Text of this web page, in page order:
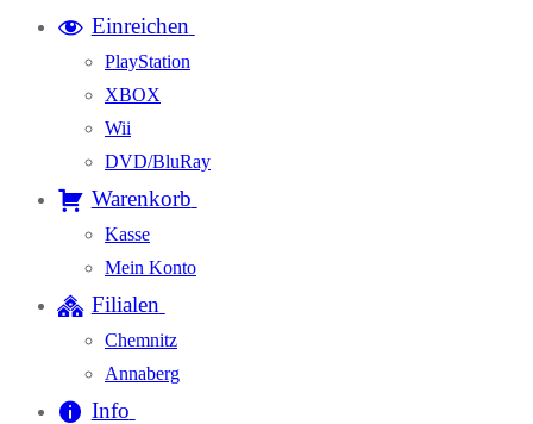
Einreichen
PlayStation
XBOX
Wii
DVD/BluRay
Warenkorb
Kasse
Mein Konto
Filialen
Chemnitz
Annaberg
Info